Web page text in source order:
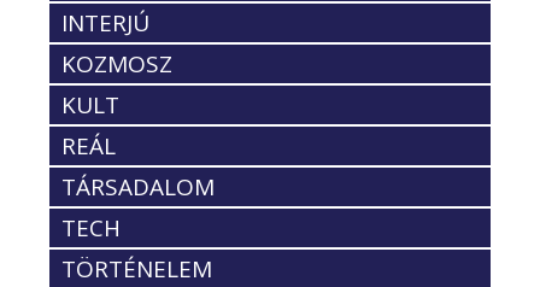
INTERJÚ
KOZMOSZ
KULT
REÁL
TÁRSADALOM
TECH
TÖRTÉNELEM